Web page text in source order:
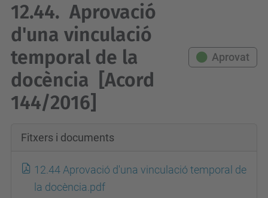
12.44. Aprovació
d'una vinculació
temporal de la
docència
[Acord
144/2016]
Aprovat
Fitxers i documents
12.44 Aprovació d'una vinculació temporal de
la docència.pdf